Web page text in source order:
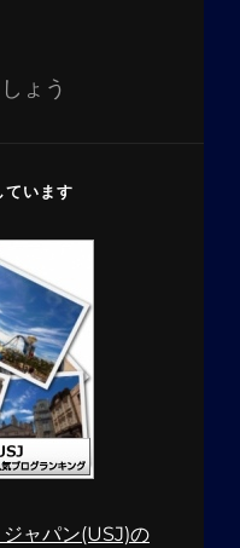
ょう
ています
ャパン(USJ)の